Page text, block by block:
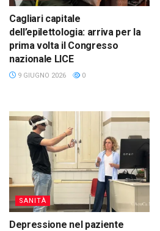
Cagliari capitale
dell’epilettologia: arriva per la
prima volta il Congresso
nazionale LICE
9 GIUGNO 2026 0
SANITÀ
Depressione nel paziente